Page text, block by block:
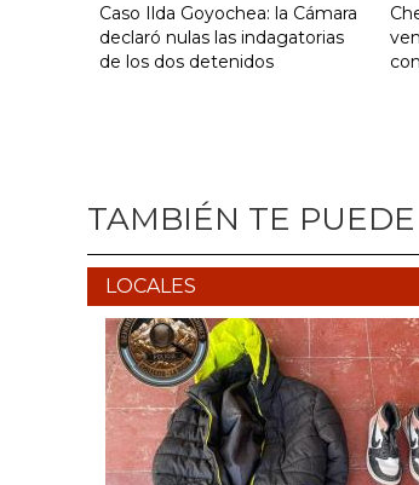
Caso Ilda Goyochea: la Cámara
declaró nulas las indagatorias
de los dos detenidos
TAMBIÉN TE
LOCALES